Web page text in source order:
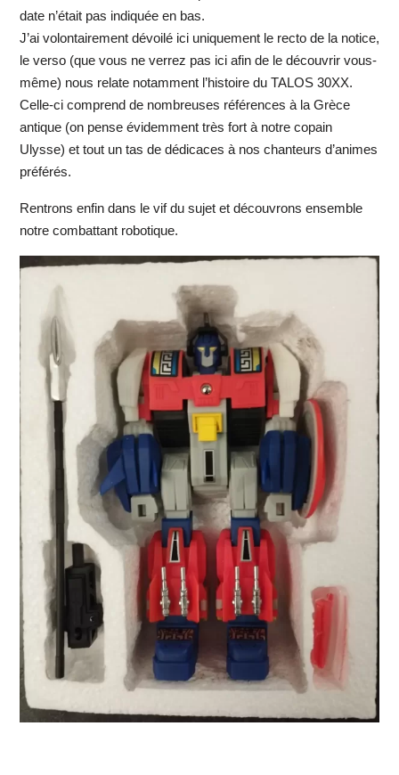
date n’était pas indiquée en bas.
J’ai volontairement dévoilé ici uniquement le recto de la notice,
le verso (que vous ne verrez pas ici afin de le découvrir vous-
même) nous relate notamment l’histoire du TALOS 30XX.
Celle-ci comprend de nombreuses références à la Grèce
antique (on pense évidemment très fort à notre copain
Ulysse) et tout un tas de dédicaces à nos chanteurs d’animes
préférés.
Rentrons enfin dans le vif du sujet et découvrons ensemble
notre combattant robotique.